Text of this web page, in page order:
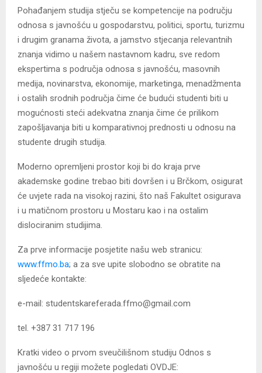
Pohađanjem studija stječu se kompetencije na području
odnosa s javnošću u gospodarstvu, politici, sportu, turizmu
i drugim granama života, a jamstvo stjecanja relevantnih
znanja vidimo u našem nastavnom kadru, sve redom
ekspertima s područja odnosa s javnošću, masovnih
medija, novinarstva, ekonomije, marketinga, menadžmenta
i ostalih srodnih područja čime će budući studenti biti u
mogućnosti steći adekvatna znanja čime će prilikom
zapošljavanja biti u komparativnoj prednosti u odnosu na
studente drugih studija.
Moderno opremljeni prostor koji bi do kraja prve
akademske godine trebao biti dovršen i u Brčkom, osigurat
će uvjete rada na visokoj razini, što naš Fakultet osigurava
i u matičnom prostoru u Mostaru kao i na ostalim
dislociranim studijima.
Za prve informacije posjetite našu web stranicu:
www.ffmo.ba; a za sve upite slobodno se obratite na
sljedeće kontakte:
e-mail: studentskareferada.ffmo@gmail.com
tel. +387 31 717 196
Kratki video o prvom sveučilišnom studiju Odnos s
javnošću u regiji možete pogledati OVDJE: